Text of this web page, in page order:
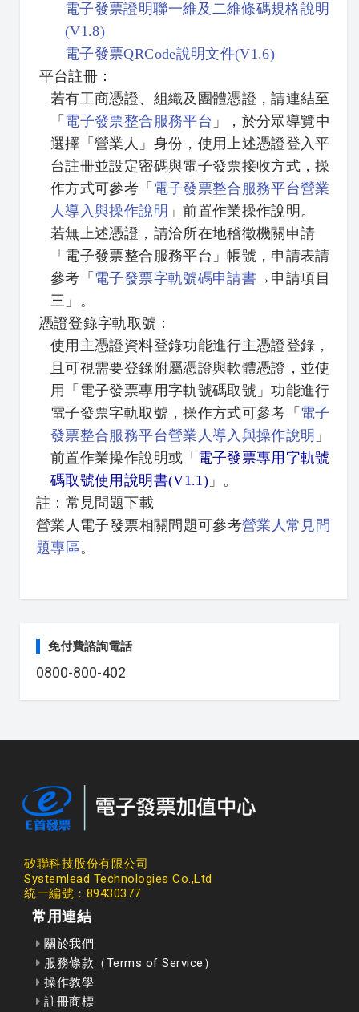
電子發票證明聯一維及二維條碼規格說明
(V1.8)
電子發票QRCode說明文件(V1.6)
平台註冊：
若有工商憑證、組織及團體憑證，請連結至
「 電子發票整合服務平台 」，於分眾導覽中
選擇「營業人」身份，使用上述憑證登入平
台註冊並設定密碼與電子發票接收方式，操
作方式可參考「 電子發票整合服務平台營業
人導入與操作說明 」前置作業操作說明。
若無上述憑證，請洽所在地稽徵機關申請
「電子發票整合服務平台」帳號，申請表請
參考「 電子發票字軌號碼申請書→申請項目
三」。
憑證登錄字軌取號：
使用主憑證資料登錄功能進行主憑證登錄，
且可視需要登錄附屬憑證與軟體憑證，並使
用「電子發票專用字軌號碼取號」功能進行
電子發票字軌取號，操作方式可參考「 電子
發票整合服務平台營業人導入與操作說明 」
前置作業操作說明或「 電子發票專用字軌號
碼取號使用說明書(V1.1) 」。
註：常見問題下載
營業人電子發票相關問題可參考營業人常見問
題專區。
免付費諮詢電話
0800-800-402
矽聯科技股份有限公司
Systemlead Technologies Co.,Ltd
統一編號：89430377
常用連結
關於我們
服務條款（Terms of Service）
操作教學
註冊商標